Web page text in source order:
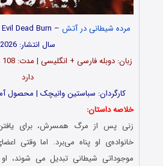
مرده شیطانی در آتش
سال انتشار: 2026
دارد
کارگردان: سباستین وانیچک | محصول آمریکا |
خلاصه داستان:
زنی پس از مرگ همسرش، برای
خانواده‌ی او پناه می‌برد. اما وقتی
موجوداتی شیطانی تبدیل می شوند،